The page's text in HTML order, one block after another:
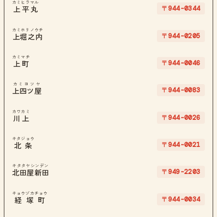
上平丸
カミヒラマル
〒944-0344
上堀之内
カミホリノウチ
〒944-0205
上町
カミマチ
〒944-0046
上四ツ屋
カミヨツヤ
〒944-0083
川上
カワカミ
〒944-0026
北条
キタジョウ
〒944-0021
北田屋新田
キタタヤシンデン
〒949-2203
経塚町
キョウヅカチョウ
〒944-0034